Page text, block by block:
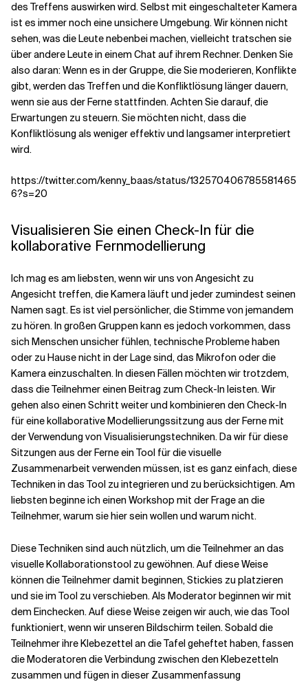
des Treffens auswirken wird. Selbst mit eingeschalteter Kamera
ist es immer noch eine unsichere Umgebung. Wir können nicht
sehen, was die Leute nebenbei machen, vielleicht tratschen sie
über andere Leute in einem Chat auf ihrem Rechner. Denken Sie
also daran: Wenn es in der Gruppe, die Sie moderieren, Konflikte
gibt, werden das Treffen und die Konfliktlösung länger dauern,
wenn sie aus der Ferne stattfinden. Achten Sie darauf, die
Erwartungen zu steuern. Sie möchten nicht, dass die
Konfliktlösung als weniger effektiv und langsamer interpretiert
wird.
https://twitter.com/kenny_baas/status/132570406785581465
6?s=20
Visualisieren Sie einen Check-In für die
kollaborative Fernmodellierung
Ich mag es am liebsten, wenn wir uns von Angesicht zu
Angesicht treffen, die Kamera läuft und jeder zumindest seinen
Namen sagt. Es ist viel persönlicher, die Stimme von jemandem
zu hören. In großen Gruppen kann es jedoch vorkommen, dass
sich Menschen unsicher fühlen, technische Probleme haben
oder zu Hause nicht in der Lage sind, das Mikrofon oder die
Kamera einzuschalten. In diesen Fällen möchten wir trotzdem,
dass die Teilnehmer einen Beitrag zum Check-In leisten. Wir
gehen also einen Schritt weiter und kombinieren den Check-In
für eine kollaborative Modellierungssitzung aus der Ferne mit
der Verwendung von Visualisierungstechniken. Da wir für diese
Sitzungen aus der Ferne ein Tool für die visuelle
Zusammenarbeit verwenden müssen, ist es ganz einfach, diese
Techniken in das Tool zu integrieren und zu berücksichtigen. Am
liebsten beginne ich einen Workshop mit der Frage an die
Teilnehmer, warum sie hier sein wollen und warum nicht.
Diese Techniken sind auch nützlich, um die Teilnehmer an das
visuelle Kollaborationstool zu gewöhnen. Auf diese Weise
können die Teilnehmer damit beginnen, Stickies zu platzieren
und sie im Tool zu verschieben. Als Moderator beginnen wir mit
dem Einchecken. Auf diese Weise zeigen wir auch, wie das Tool
funktioniert, wenn wir unseren Bildschirm teilen. Sobald die
Teilnehmer ihre Klebezettel an die Tafel geheftet haben, fassen
die Moderatoren die Verbindung zwischen den Klebezetteln
zusammen und fügen in dieser Zusammenfassung